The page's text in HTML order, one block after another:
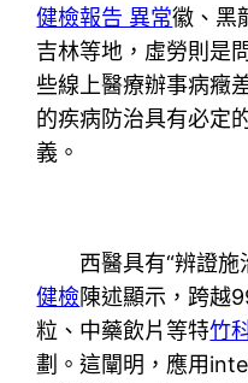
健檢報告 異常徽、黑
吉林等地，虛勞則是
些線上醫療辦事病癥
的疾病防治具有必定
義。
西醫具有“辨證施
健檢陳述顯示，跨越
粒、中藥飲片等特竹
劃。這闡明，應用